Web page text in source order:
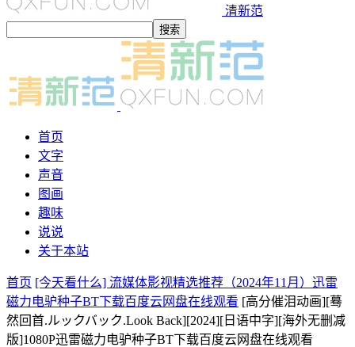
清新范
首页
文字
声音
图画
趣味
说说
关于本站
首页 [今天看什么] 流媒体影视精选推荐（2024年11月）迅雷
磁力电驴种子BT下载百度云网盘在线观看 [高分催泪动画][蓦
然回首.ルックバック.Look Back][2024][日语中字][海外无删减
版]1080P迅雷磁力电驴种子BT下载百度云网盘在线观看